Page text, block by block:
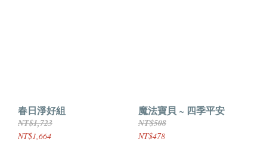
春日淨好組
NT$1,723
NT$1,664
魔法寶貝 ~ 四季平安
NT$508
NT$478